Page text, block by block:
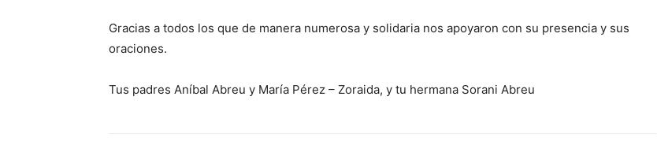
Gracias a todos los que de manera nume­rosa y solidaria nos apoyaron con su pre­sencia y sus
oraciones.
Tus padres Aníbal Abreu y María Pérez – Zoraida, y tu hermana Sorani Abreu